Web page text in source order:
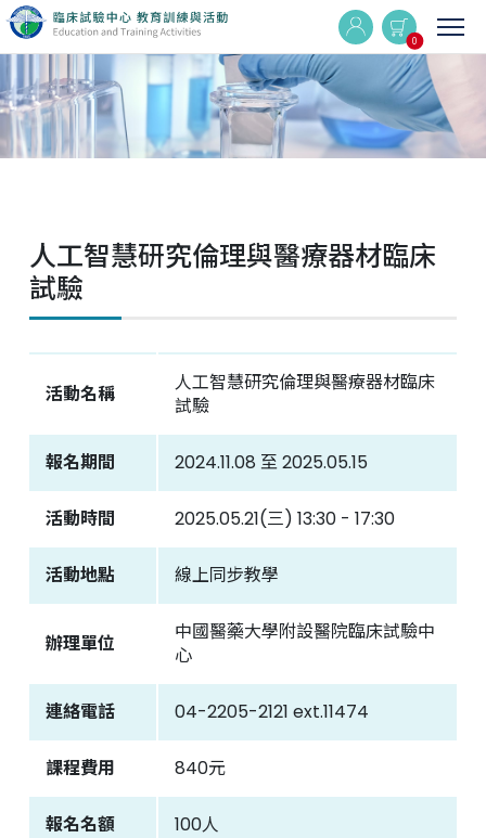
0
實體與線上同步課程
最新消息
活動集錦
Q&A
相關連結
聯絡我們
中國醫藥大學附設醫院 臨床試驗中心
人工智慧研究倫理與醫療器材臨床
試驗
活動名稱
人工智慧研究倫理與醫療器材臨床
試驗
報名期間 2024.11.08 至 2025.05.15
活動時間 2025.05.21(三) 13:30 - 17:30
活動地點 線上同步教學
辦理單位
中國醫藥大學附設醫院臨床試驗中
心
連絡電話 04-2205-2121 ext.11474
課程費用 840元
報名名額 100人